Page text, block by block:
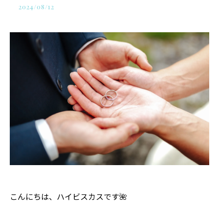
2024/08/12
こんにちは、ハイビスカスです🌺